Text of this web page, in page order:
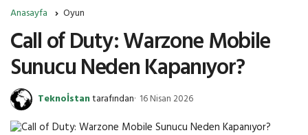
Anasayfa Oyun
Call of Duty: Warzone Mobile
Sunucu Neden Kapanıyor?
Teknoİstantarafından 16 Nisan 2026